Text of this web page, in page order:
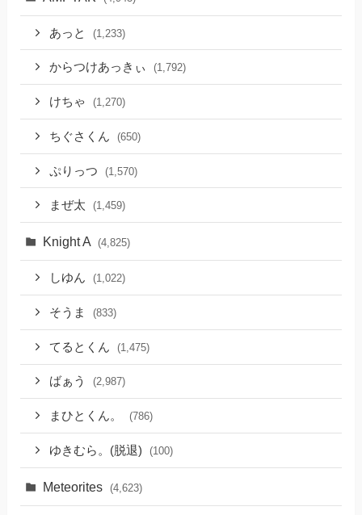
あっと (1,233)
からつけあっきぃ (1,792)
けちゃ (1,270)
ちぐさくん (650)
ぷりっつ (1,570)
まぜ太 (1,459)
Knight A (4,825)
しゆん (1,022)
そうま (833)
てるとくん (1,475)
ばぁう (2,987)
まひとくん。 (786)
ゆきむら。(脱退) (100)
Meteorites (4,623)